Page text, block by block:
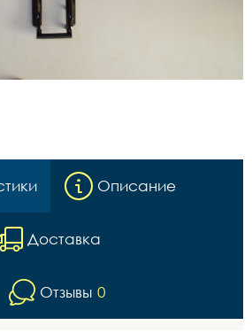
Описание
Доставка
Отзывы 0